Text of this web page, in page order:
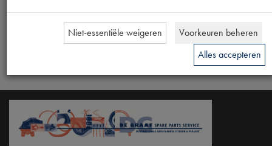
Privacy
Impressum
Niet-essentiële weigeren
Voorkeuren beheren
Alles accepteren